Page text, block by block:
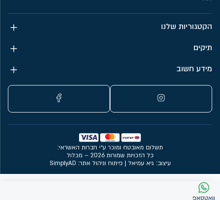
וואטסאפ
הקטגוריות שלנו
תיקים
מידע חשוב
עיצוב: גיא עמיאל | פיתוח וניהול אתר: SimplyAD
תשלום מאובטח ומוכר ע״י חברות האשראי:
כל הזכויות שמורות 2026 – מכלול